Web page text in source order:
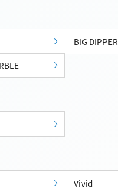
BIG DIPPER
Vivid